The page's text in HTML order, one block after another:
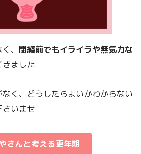
、 閉経前でもイライラや無気力な
ました
く、どうしたらよいかわからない
いませ
さんと考える更年期